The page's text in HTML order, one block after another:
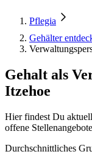
Pflegia
Gehälter
Gehalt als
Itzehoe
Hier findest Du
offene
Durchschnittliches